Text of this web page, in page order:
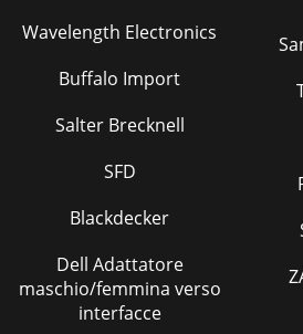
Wavelength Electronics
Buffalo Import
Salter Brecknell
SFD
Blackdecker
Dell Adattatore
maschio/femmina verso
interfacce